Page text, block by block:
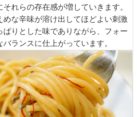
れらの存在感が増していきます。
めな辛味が溶け出してほどよい刺激
ぱりとした味でありながら、フォー
ランスに仕上がっています。